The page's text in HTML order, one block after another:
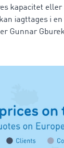
kapacitet
iagttages i
Gunnar